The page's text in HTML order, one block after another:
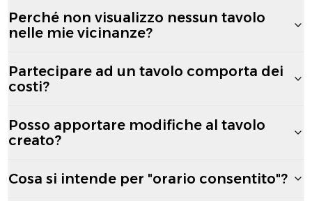
Perché non visualizzo nessun tavolo
nelle mie vicinanze?
Partecipare ad un tavolo comporta dei
costi?
Posso apportare modifiche al tavolo
creato?
Cosa si intende per "orario consentito"?